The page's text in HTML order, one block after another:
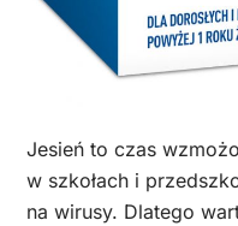
Jesień to czas
w szkołach i
na wirusy. Dlatego